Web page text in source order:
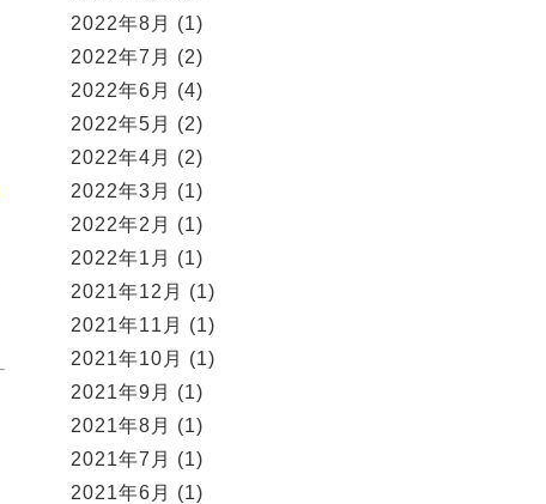
2022年8月
(1)
2022年7月
(2)
2022年6月
(4)
2022年5月
(2)
2022年4月
(2)
2022年3月
(1)
2022年2月
(1)
2022年1月
(1)
2021年12月
(1)
2021年11月
(1)
2021年10月
(1)
2021年9月
(1)
2021年8月
(1)
2021年7月
(1)
2021年6月
(1)